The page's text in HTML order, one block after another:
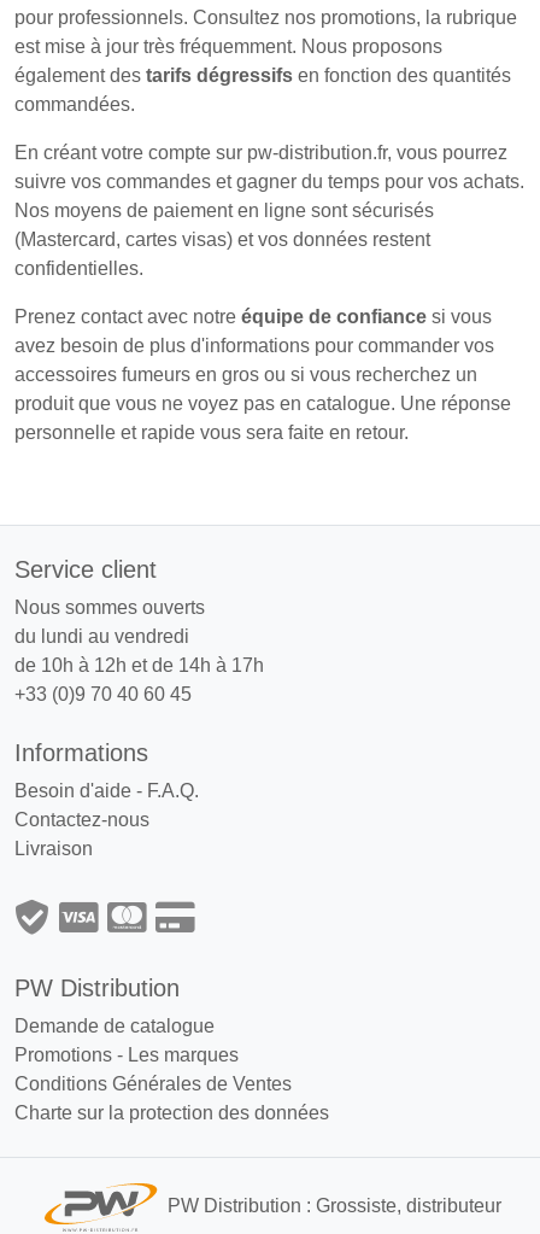
pour professionnels. Consultez nos promotions, la rubrique
est mise à jour très fréquemment. Nous proposons
également des tarifs dégressifs en fonction des quantités
commandées.
En créant votre compte sur pw-distribution.fr, vous pourrez
suivre vos commandes et gagner du temps pour vos achats.
Nos moyens de paiement en ligne sont sécurisés
(Mastercard, cartes visas) et vos données restent
confidentielles.
Prenez contact avec notre équipe de confiance si vous
avez besoin de plus d'informations pour commander vos
accessoires fumeurs en gros ou si vous recherchez un
produit que vous ne voyez pas en catalogue. Une réponse
personnelle et rapide vous sera faite en retour.
Service client
Nous sommes ouverts
du lundi au vendredi
de 10h à 12h et de 14h à 17h
+33 (0)9 70 40 60 45
Informations
Besoin d'aide - F.A.Q.
Contactez-nous
Livraison
PW Distribution
Demande de catalogue
Promotions - Les marques
Conditions Générales de Ventes
Charte sur la protection des données
PW Distribution : Grossiste, distributeur